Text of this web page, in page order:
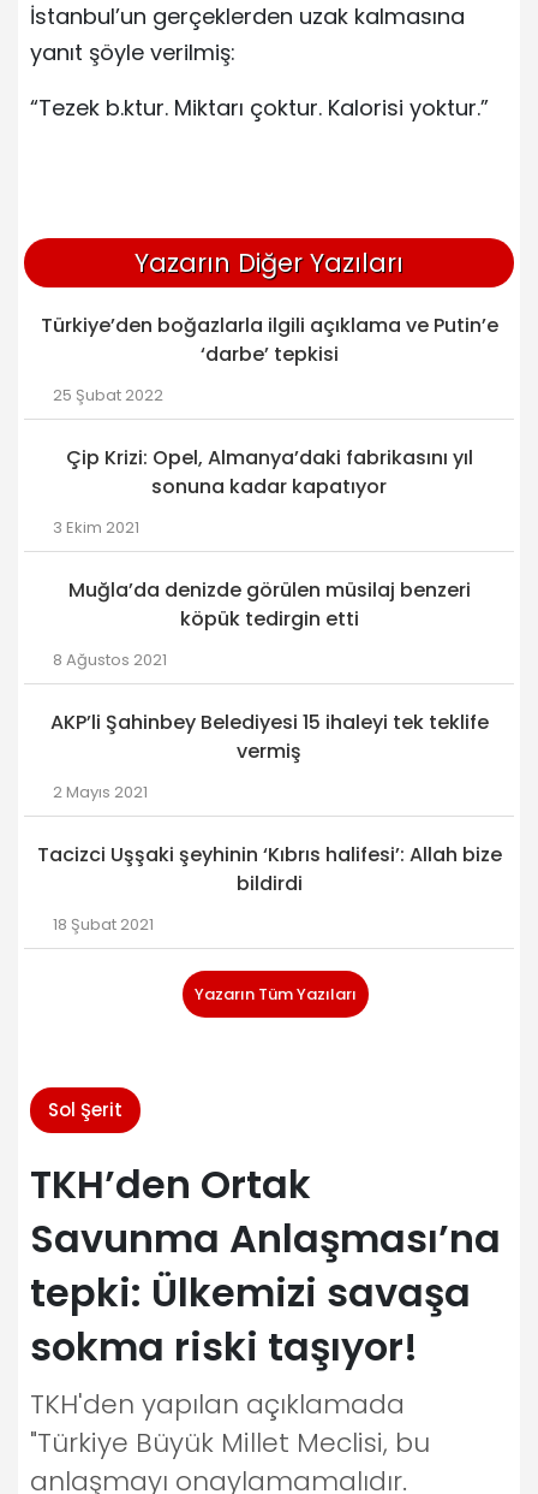
İstanbul’un gerçeklerden uzak kalmasına
yanıt şöyle verilmiş:
“Tezek b.ktur. Miktarı çoktur. Kalorisi yoktur.”
Yazarın Diğer Yazıları
Türkiye’den boğazlarla ilgili açıklama ve Putin’e
‘darbe’ tepkisi
25 Şubat 2022
Çip Krizi: Opel, Almanya’daki fabrikasını yıl
sonuna kadar kapatıyor
3 Ekim 2021
Muğla’da denizde görülen müsilaj benzeri
köpük tedirgin etti
8 Ağustos 2021
AKP’li Şahinbey Belediyesi 15 ihaleyi tek teklife
vermiş
2 Mayıs 2021
Tacizci Uşşaki şeyhinin ‘Kıbrıs halifesi’: Allah bize
bildirdi
18 Şubat 2021
Yazarın Tüm Yazıları
Sol Şerit
TKH’den Ortak
Savunma Anlaşması’na
tepki: Ülkemizi savaşa
sokma riski taşıyor!
TKH'den yapılan açıklamada
"Türkiye Büyük Millet Meclisi, bu
anlaşmayı onaylamamalıdır.